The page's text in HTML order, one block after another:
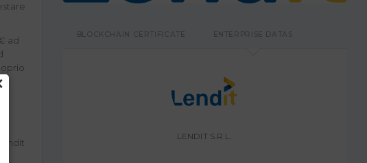
ad
BLOCKCHAIN CERTIFICATE ENTERPRISE DATAS
LENDIT S.R.L.